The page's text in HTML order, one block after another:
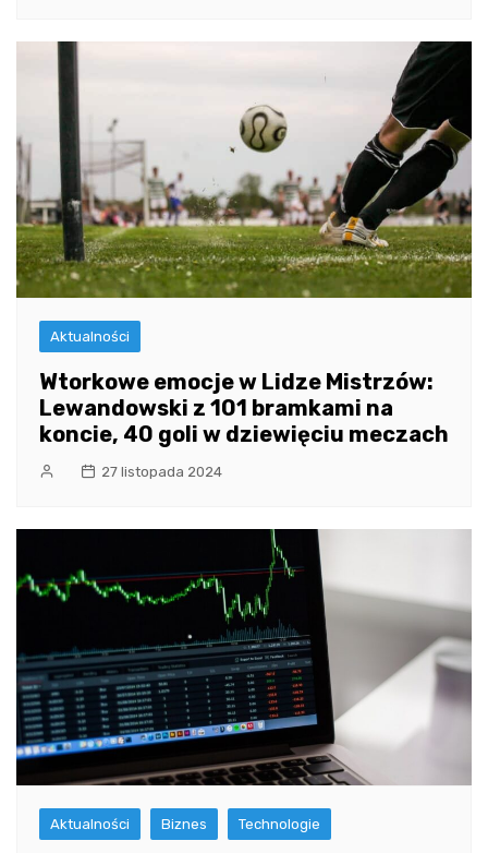
Aktualności
Wtorkowe emocje w Lidze Mistrzów:
Lewandowski z 101 bramkami na
koncie, 40 goli w dziewięciu meczach
27 listopada 2024
Aktualności Biznes Technologie